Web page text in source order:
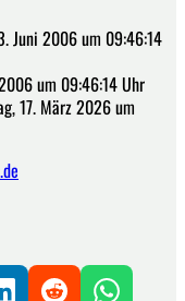
Juni 2006 um 09:46:14
um 09:46:14 Uhr
17. März 2026 um